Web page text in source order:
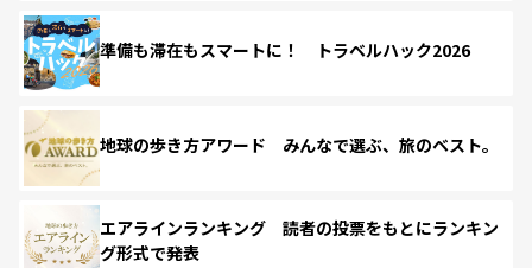
準備も滞在もスマートに！ トラベルハック2026
地球の歩き方アワード みんなで選ぶ、旅のベスト。
エアラインランキング 読者の投票をもとにランキン
グ形式で発表